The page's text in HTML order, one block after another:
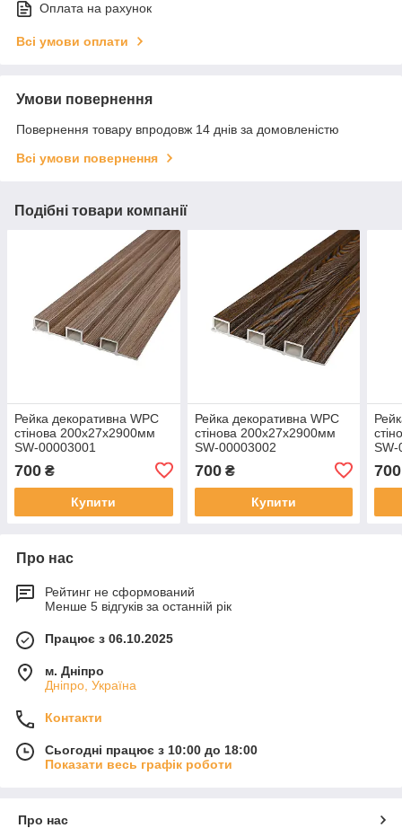
Оплата на рахунок
Всі умови оплати
Умови повернення
Повернення товару впродовж 14 днів за домовленістю
Всі умови повернення
Подібні товари компанії
Рейка декоративна WPC
стінова 200х27х2900мм
SW-00003001
700 ₴
Купити
Рейка декоративна WPC
стінова 200х27х2900мм
SW-00003002
700₴
Купити
SW-
700
Про нас
Рейтинг не сформований
Менше 5 відгуків за останній рік
Працює з 06.10.2025
м. Дніпро
Дніпро, Україна
Контакти
Сьогодні працює з 10:00 до 18:00
Показати весь графік роботи
Про нас